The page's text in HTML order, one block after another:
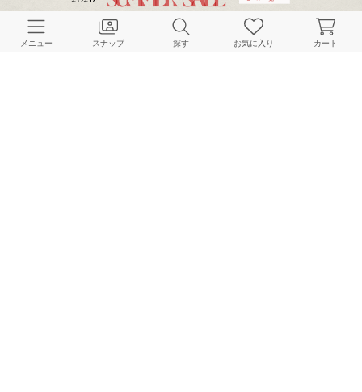
CUSTOMER SERVICE
メニュー スナップ 探す お気に入り カート